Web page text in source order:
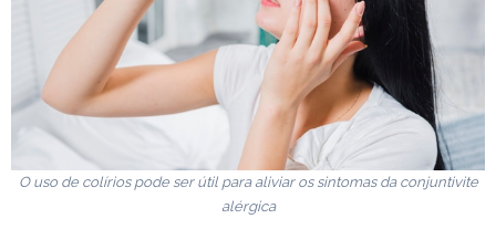
O uso de colírios pode ser útil para aliviar os sintomas da conjuntivite
alérgica